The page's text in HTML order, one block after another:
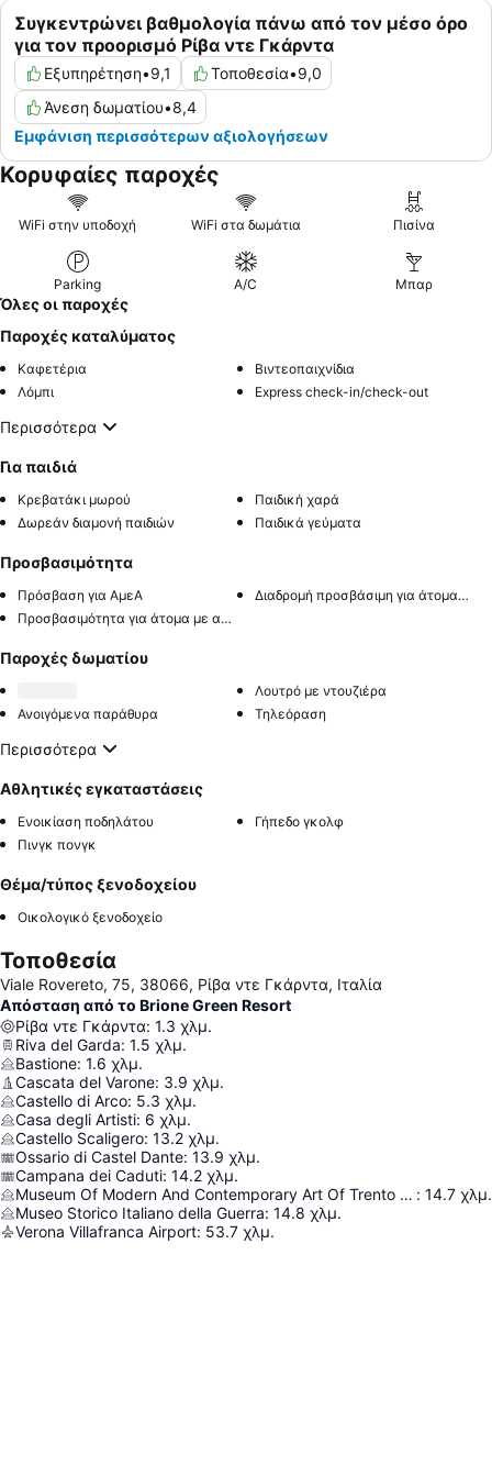
Συγκεντρώνει βαθμολογία πάνω από τον μέσο όρο
για τον προορισμό Ρίβα ντε Γκάρντα
Εξυπηρέτηση•9,1 Τοποθεσία•9,0
Άνεση δωματίου•8,4
Εμφάνιση περισσότερων αξιολογήσεων
Κορυφαίες παροχές
WiFi στην υποδοχή WiFi στα δωμάτια Πισίνα
Parking A/C Μπαρ
Όλες οι παροχές
Παροχές καταλύματος
Καφετέρια
Βιντεοπαιχνίδια
Λόμπι
Express check-in/check-out
Περισσότερα
Για παιδιά
Κρεβατάκι μωρού
Παιδική χαρά
Δωρεάν διαμονή παιδιών
Παιδικά γεύματα
Προσβασιμότητα
Πρόσβαση για ΑμεΑ
Διαδρομή προσβάσιμη για άτομα με αναπηρία
Προσβασιμότητα για άτομα με αναπηρία στο δωμάτιο
Παροχές δωματίου
Λουτρό με ντουζιέρα
Ανοιγόμενα παράθυρα
Τηλεόραση
Περισσότερα
Αθλητικές εγκαταστάσεις
Ενοικίαση ποδηλάτου
Γήπεδο γκολφ
Πινγκ πονγκ
Θέμα/τύπος ξενοδοχείου
Οικολογικό ξενοδοχείο
Τοποθεσία
Viale Rovereto, 75, 38066, Ρίβα ντε Γκάρντα, Ιταλία
Απόσταση από το Brione Green Resort
Ρίβα ντε Γκάρντα: 1.3 χλμ.
Riva del Garda: 1.5 χλμ.
Bastione: 1.6 χλμ.
Cascata del Varone: 3.9 χλμ.
Castello di Arco: 5.3 χλμ.
Casa degli Artisti: 6 χλμ.
Castello Scaligero: 13.2 χλμ.
Ossario di Castel Dante: 13.9 χλμ.
Campana dei Caduti: 14.2 χλμ.
Museum Of Modern And Contemporary Art Of Trento And Rovereto : 14.7 χλμ.
Museo Storico Italiano della Guerra: 14.8 χλμ.
Verona Villafranca Airport: 53.7 χλμ.